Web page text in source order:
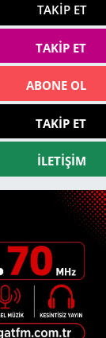
TAKIP ET
TAKIP ET
ABONE OL
TAKIP ET
İLETIŞIM